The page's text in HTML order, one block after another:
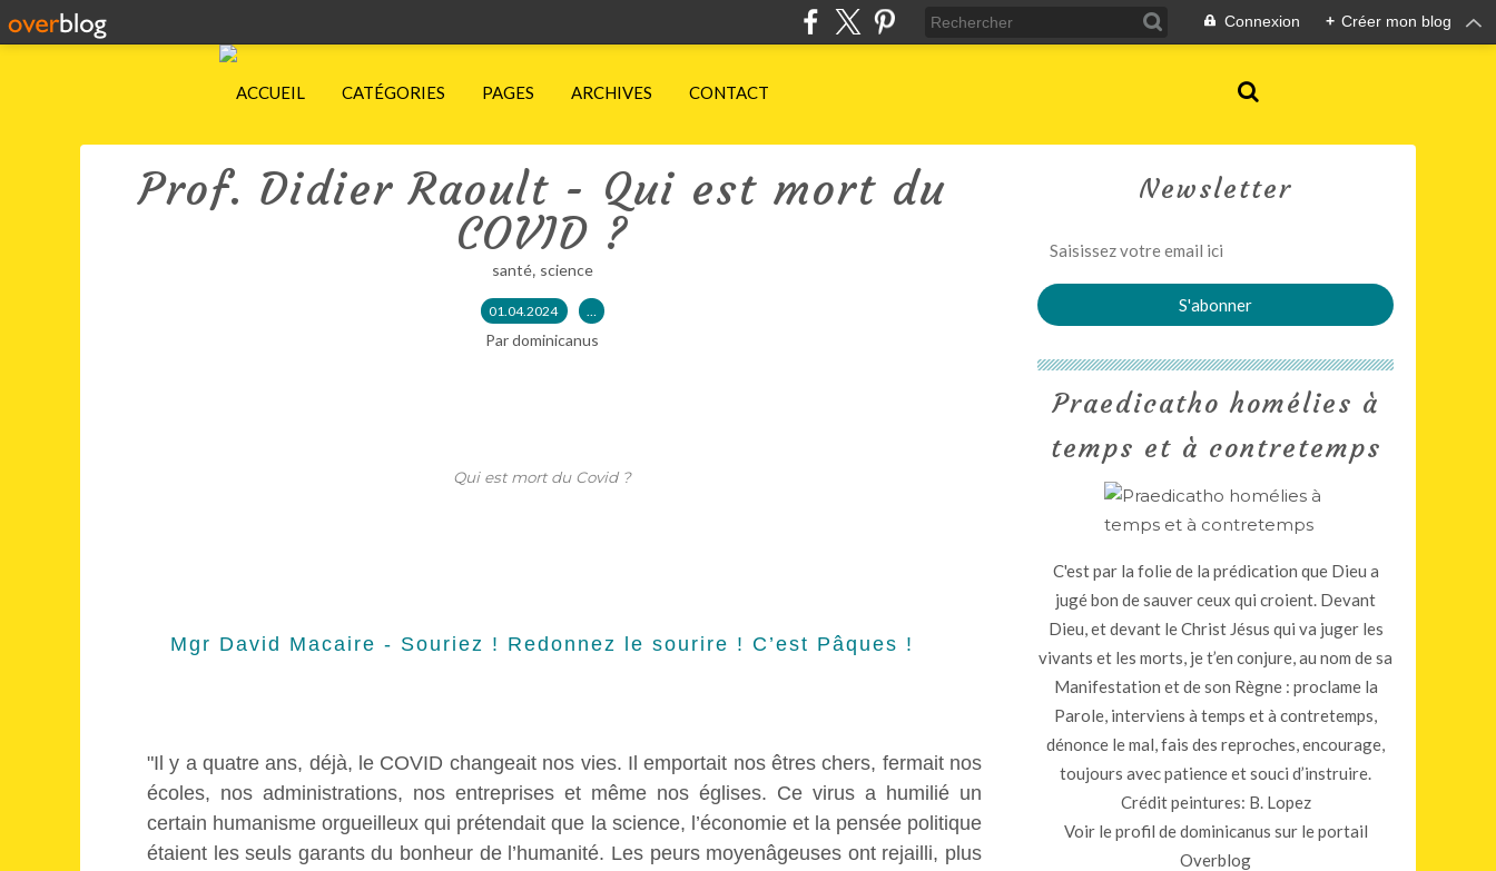
Connexion + Créer mon blog
ACCUEIL CATÉGORIES PAGES ARCHIVES CONTACT
Prof. Didier Raoult - Qui est mort du
COVID ?
santé, science
01.04.2024 …
Par dominicanus
Qui est mort du Covid ?
Mgr David Macaire - Souriez ! Redonnez le sourire ! C’est Pâques !
"Il y a quatre ans, déjà, le COVID changeait nos vies. Il emportait nos êtres chers, fermait nos
écoles, nos administrations, nos entreprises et même nos églises. Ce virus a humilié un
certain humanisme orgueilleux qui prétendait que la science, l’économie et la pensée politique
étaient les seuls garants du bonheur de l’humanité. Les peurs moyenâgeuses ont rejailli, plus
Newsletter
Praedicatho homélies à
temps et à contretemps
C'est par la folie de la prédication que Dieu a
jugé bon de sauver ceux qui croient. Devant
Dieu, et devant le Christ Jésus qui va juger les
vivants et les morts, je t’en conjure, au nom de sa
Manifestation et de son Règne : proclame la
Parole, interviens à temps et à contretemps,
dénonce le mal, fais des reproches, encourage,
toujours avec patience et souci d’instruire.
Crédit peintures: B. Lopez
Voir le profil dedominicanus sur le portail
Overblog